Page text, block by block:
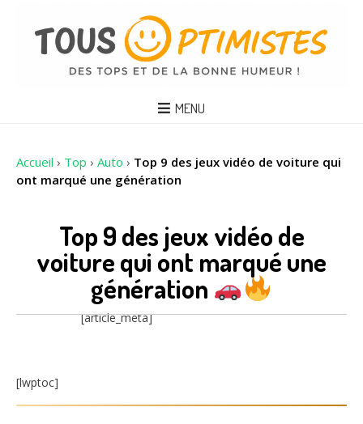
MENU
Accueil › Top › Auto › Top 9 des jeux vidéo de voiture qui
ont marqué une génération
Top 9 des jeux vidéo de
voiture qui ont marqué une
génération
[article_meta]
[lwptoc]